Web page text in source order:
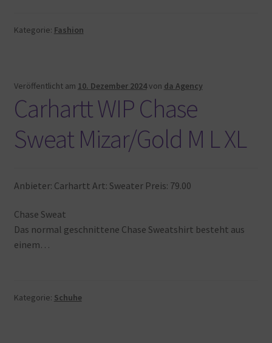
Kategorie: Fashion
Veröffentlicht am 10. Dezember 2024von da Agency
Carhartt WIP Chase
Sweat Mizar/Gold M L XL
Anbieter: Carhartt Art: Sweater Preis: 79.00
Chase Sweat
Das normal geschnittene Chase Sweatshirt besteht aus
einem…
Kategorie: Schuhe